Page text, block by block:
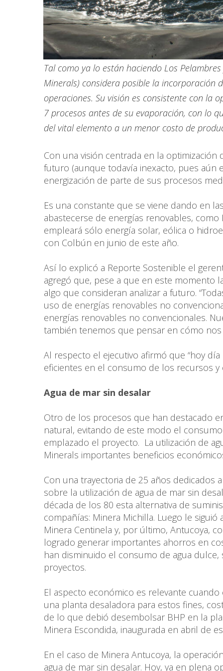
Tal como ya lo están haciendo Los
Minerals) considera posible la incorporación
operaciones. Su visión es consistente con la
7 procesos antes de su evaporación, con lo
del vital elemento a un menor costo de
Con una visión centrada en la
futuro (aunque todavía inexacto, pues aún
energización de parte de sus procesos
Es una constante que se viene dando en
abastecerse de energías renovables,
empleará sólo energía solar, eólica o
con Colbún en junio de este año.
Así lo explicó a Reporte Sostenible el
agregó que, pese a que en este momento
algo que consideran analizar a futuro.
uso de energías renovables no
energías renovables no convencionales.
también tenemos que pensar en cómo nos
Al respecto el ejecutivo afirmó que “hoy
eficientes en el consumo de los recursos y
Agua de mar sin desalar
Otro de los procesos que han destacado
natural, evitando de este modo el
emplazado el proyecto. La utilización de
Minerals importantes beneficios
Con una trayectoria de 25 años dedicados
sobre la utilización de agua de mar sin
década de los 80 esta alternativa de
compañías: Minera Michilla. Luego le
Minera Centinela y, por último, Antucoya,
logrado generar importantes ahorros en
han disminuido el consumo de agua
proyectos.
El aspecto económico es relevante
una planta desaladora para estos fines,
de lo que debió desembolsar BHP en la
Minera Escondida, inaugurada en abril de
En el caso de Minera Antucoya, la
agua de mar sin desalar. Hoy, ya en plena